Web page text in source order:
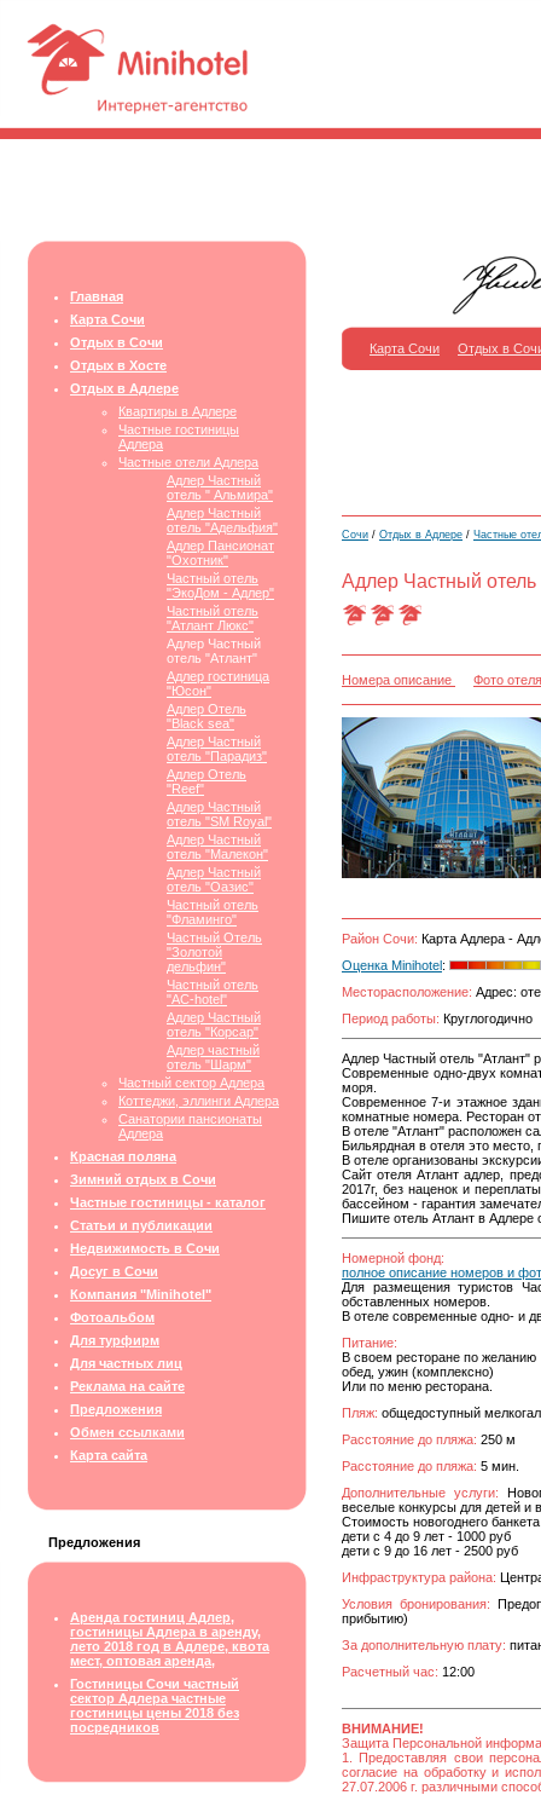
Главная
Карта Сочи
Отдых в Сочи
Отдых в Хосте
Отдых в Адлере
Квартиры в Адлере
Частные гостиницы
Адлера
Частные отели Адлера
Адлер Частный
отель " Альмира"
Адлер Частный
отель "Адельфия"
Адлер Пансионат
"Охотник"
Частный отель
"ЭкоДом - Адлер"
Частный отель
"Атлант Люкс"
Адлер Частный
отель "Атлант"
Адлер гостиница
"Юсон"
Адлер Отель
"Black sea"
Адлер Частный
отель "Парадиз"
Адлер Отель
"Reef"
Адлер Частный
отель "SM Royal"
Адлер Частный
отель "Малекон"
Адлер Частный
отель "Оазис"
Частный отель
"Фламинго"
Частный Отель
"Золотой
дельфин"
Частный отель
"АС-hotel"
Адлер Частный
отель "Корсар"
Адлер частный
отель "Шарм"
Частный сектор Адлера
Коттеджи, эллинги Адлера
Санатории пансионаты
Адлера
Красная поляна
Зимний отдых в Сочи
Частные гостиницы - каталог
Статьи и публикации
Недвижимость в Сочи
Досуг в Сочи
Компания "Minihotel"
Фотоальбом
Для турфирм
Для частных лиц
Реклама на сайте
Предложения
Обмен ссылками
Карта сайта
Предложения
Аренда гостиниц Адлер,
гостиницы Адлера в аренду,
лето 2018 год в Адлере, квота
мест, оптовая аренда,
Гостиницы Сочи частный
сектор Адлера частные
гостиницы цены 2018 без
посредников
Карта Сочи Отдых в
Сочи / Отдых в Адлере / Частные
Адлер Частный отель
Номера описание Фото отеля
Район Сочи: Карта Адлера -
Оценка Minihotel:
Месторасположение: Адрес:
Период работы: Круглогодично
Адлер Частный отель "Атлант"
Современные одно-двух
моря.
Современное 7-и этажное
комнатные номера. Ресторан
В отеле "Атлант" расположен
Бильярдная в отеля это место,
В отеле организованы
Сайт отеля Атлант адлер,
2017г, без наценок и
бассейном - гарантия
Пишите отель Атлант в Адлере
Номерной фонд:
полное описание номеров и
Для размещения туристов
обставленных номеров.
В отеле современные одно- и
Питание:
В своем ресторане по желанию
обед, ужин (комплексно)
Или по меню ресторана.
Пляж: общедоступный
Расстояние до пляжа: 250 м
Расстояние до пляжа: 5 мин.
Дополнительные услуги:
веселые конкурсы для детей и
Стоимость новогоднего
дети с 4 до 9 лет - 1000 руб
дети с 9 до 16 лет - 2500 руб
Инфраструктура района:
Условия бронирования:
прибытию)
За дополнительную плату:
Расчетный час: 12:00
ВНИМАНИЕ!
Защита Персональной
1. Предоставляя свои
согласие на обработку и
27.07.2006 г. различными